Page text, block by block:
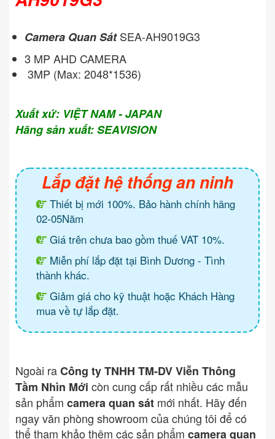
Camera Quan SátSEA-AH9019G3
3 MP AHD CAMERA
3MP (Max: 2048*1536)
Xuất xứ: VIỆT NAM - JAPAN
Hãng sản xuất: SEAVISION
Lắp đặt hệ thống an ninh
Thiết bị mới 100%. Bảo hành chính hãng
02-05Năm
Giá trên chưa bao gồm thuế VAT 10%.
Miễn phí lắp đặt tại Bình Dương - Tình
thành khác.
Giảm giá cho kỹ thuật hoặc Khách Hàng
mua về tự lắp đặt.
Ngoài raCông ty TNHH TM-DV Viễn Thông
Tầm Nhìn Mới còn cung cấp rất nhiều các mẫu
sản phẩm camera quan sát mới nhất. Hãy đến
ngay văn phòng showroom của chúng tôi để có
thể tham khảo thêm các sản phẩm camera quan